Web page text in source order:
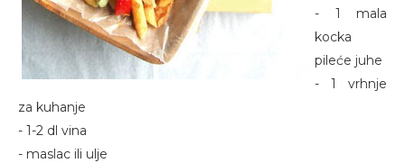
- 1 mala
kocka
pileće juhe
- 1 vrhnje
za kuhanje
- 1-2 dl vina
- maslac ili ulje